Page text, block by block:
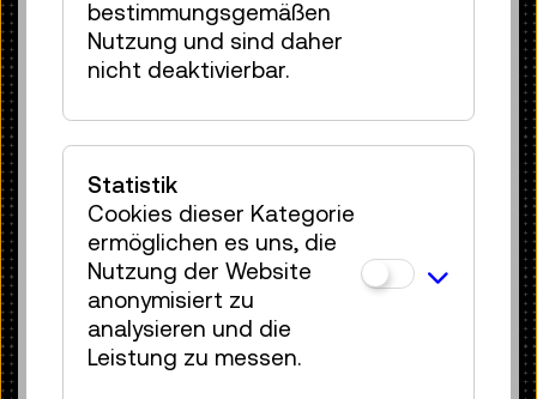
vorangetrieben, ab den 1970er-Jahren
stiegen die Exporte dramatisch an.
Heute wird der Begriff
verwendet, um die massiven
Dimensionen zu veranschaulichen, die
dieser angenommen hat. In Brasilien
führte der Mega-Bergbau zu zwei der
verheerendsten Umweltkatastrophen
des Landes: dem Bruch der Staudämme
in Mariana 2015 und Brumadinho 2019,
deren Folgen etwa Júlia Pontés in ihren
Fotoarbeiten sichtbar macht.
bestimmungsgemäßen
Nutzung und sind daher
nicht deaktivierbar.
Statistik
Cookies dieser Kategorie
ermöglichen es uns, die
Nutzung der Website
anonymisiert zu
analysieren und die
Leistung zu messen.